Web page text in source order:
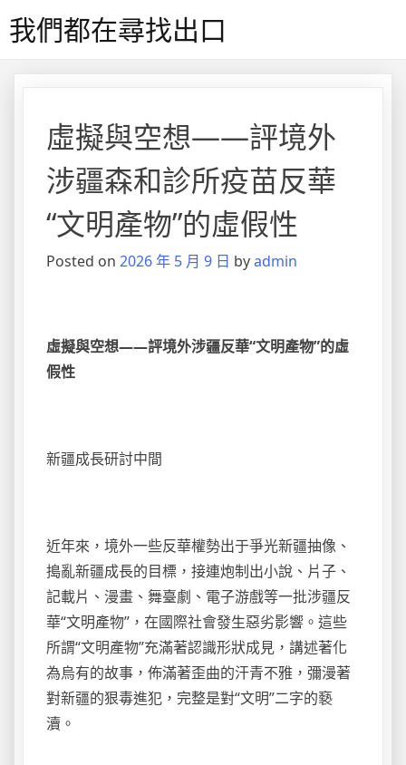
to我們都在尋找出口
虛擬與空想——評境外
涉疆森和診所疫苗反華
“文明產物”的虛假性
Posted on 2026 年 5 月 9 日 byadmin
虛擬與空想——評境外涉疆反華“文明產物”的虛
假性
新疆成長研討中間
近年來，境外一些反華權勢出于爭光新疆抽像、
搗亂新疆成長的目標，接連炮制出小說、片子、
記載片、漫畫、舞臺劇、電子游戲等一批涉疆反
華“文明產物”，在國際社會發生惡劣影響。這些
所謂“文明產物”充滿著認識形狀成見，講述著化
為烏有的故事，佈滿著歪曲的汗青不雅，彌漫著
對新疆的狠毒進犯，完整是對“文明”二字的褻
瀆。